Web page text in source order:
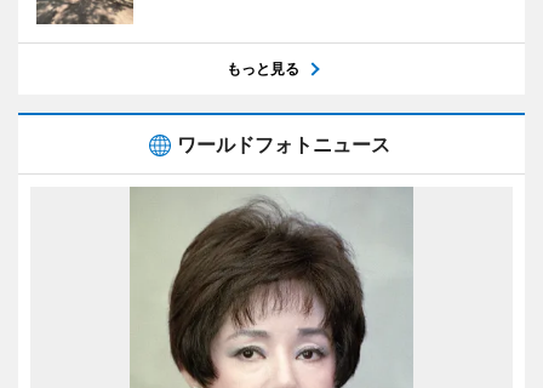
もっと見る
ワールドフォトニュース